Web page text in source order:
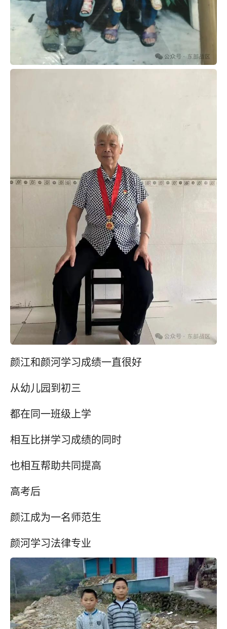
颜江和颜河学习成绩一直很好
从幼儿园到初三
都在同一班级上学
相互比拼学习成绩的同时
也相互帮助共同提高
高考后
颜江成为一名师范生
颜河学习法律专业